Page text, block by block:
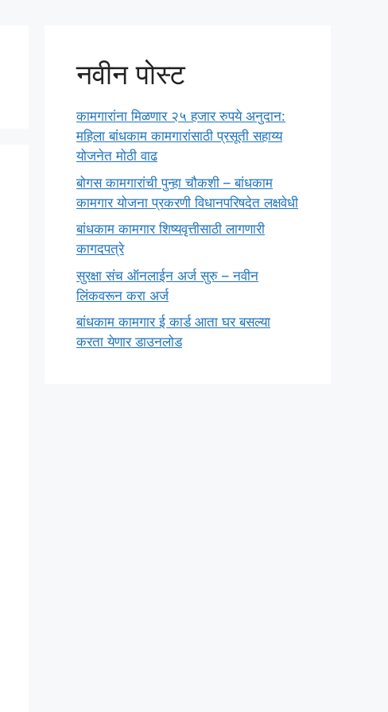
नवीन पोस्ट
कामगारांना मिळणार २५ हजार रुपये अनुदान:
महिला बांधकाम कामगारांसाठी प्रसूती सहाय्य
योजनेत मोठी वाढ
बोगस कामगारांची पुन्हा चौकशी – बांधकाम
कामगार योजना प्रकरणी विधानपरिषदेत लक्षवेधी
बांधकाम कामगार शिष्यवृत्तीसाठी लागणारी
कागदपत्रे
सुरक्षा संच ऑनलाईन अर्ज सुरु – नवीन
लिंकवरून करा अर्ज
बांधकाम कामगार ई कार्ड आता घर बसल्या
करता येणार डाउनलोड